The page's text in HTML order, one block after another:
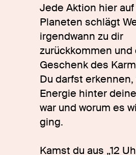
Jede Aktion hier
Planeten schlägt
irgendwann zu dir
zurückkommen und
Geschenk des
Du darfst erkennen,
Energie hinter
war und worum es
ging.
Kamst du aus „12